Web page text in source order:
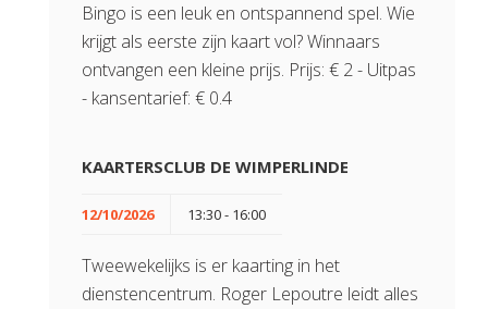
Bingo is een leuk en ontspannend spel. Wie
krijgt als eerste zijn kaart vol? Winnaars
ontvangen een kleine prijs. Prijs: € 2 - Uitpas
- kansentarief: € 0.4
KAARTERSCLUB DE WIMPERLINDE
12/10/2026 13:30 - 16:00
Tweewekelijks is er kaarting in het
dienstencentrum. Roger Lepoutre leidt alles